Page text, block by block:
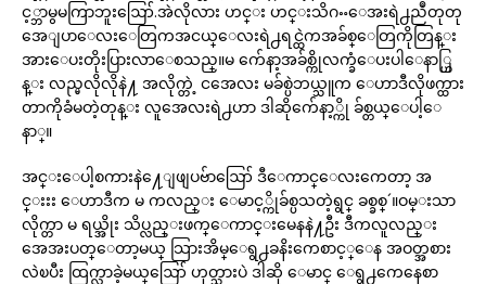
င့္ဘာမွမကြာဘူးဪ.အဲလိုလား ဟင္း ဟင္းသိဂႌေအးရဲ႕ညဳတုတု
အေျပာေလးေတြကအငယ္ေလးရဲ႕ရင္ထဲကအခ်စ္ေတြကိုတြန္း
အားေပးတိုးပြားလာေစသည္။မ က်ေနာ့အခ်စ္ကိုလက္ခံေပးပါေနာ္ဟြ
န္း လည္မလိုလိုနဲ႔ အလိုက္တဲ့ ငအေလး မခ်စ္ပဲဘယ္သူက ေဟာဒီလိုဖက္ထား
တာကိုခံမတဲ့တုန္း လူအေလးရဲ႕ဟာ ဒါဆိုက်ေနာ့္ကို ခ်စ္တယ္ေပါ့ေ
နာ္။
အင္းေပါ့စကားနဲ႔ေျဖျပဗ်ာဪ ဒီေကာင္ေလးကေတာ့ အ
င္းးး ေဟာဒီက မ ကလည္း ေမာင့္ကိုခ်စ္ပသတဲ့ရွင္ ခစ္ခစ္´။ဝမ္းသာ
လိုက္တာ မ ရယ္အိုး သိပ္လည္းဖက္ေကာင္းမေနနဲ႔ဦး ဒီကလူလည္း
အေအးပတ္ေတာ့မယ္ သြားအိမ္ေရွ႕ခနိးကေစာင့္ေန အဝတ္အစား
လဲၿပီး ထြက္လာခဲ့မယ္ဪ ဟုတ္သားပဲ ဒါဆို ေမာင္ ေရွ႕ကေနေစာ